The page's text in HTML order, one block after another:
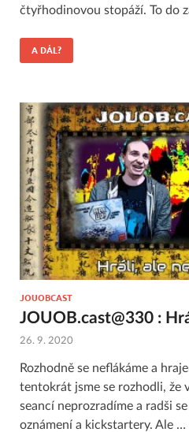
čtyřhodinovou stopáží. To do
A DÁL?
JOUOBCAST
JOUOB.cast@330 :
26. 9. 2020
Rozhodně se neflákáme a
tentokrát jsme se rozhodli, že
seancí neprozradíme a radši
oznámení a kickstartery. Ale …